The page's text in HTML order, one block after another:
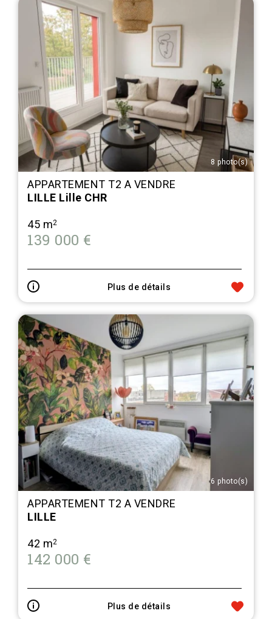
8 photo(s)
APPARTEMENT T2 A VENDRE
LILLE Lille CHR
45 m2
139 000 €
Plus de détails
6 photo(s)
APPARTEMENT T2 A VENDRE
LILLE
42 m2
142 000 €
Plus de détails